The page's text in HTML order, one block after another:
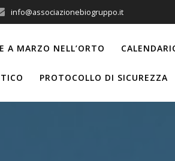
info@associazionebiogruppo.it
A MARZO NELL’ORTO
PROTOCOLLO DI SICUREZZA